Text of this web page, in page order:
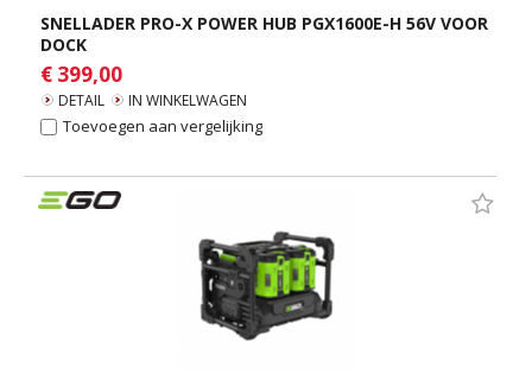
SNELLADER PRO-X POWER HUB PGX1600E-H 56V VOOR
DOCK
€ 399,00
DETAIL IN WINKELWAGEN
Toevoegen aan vergelijking